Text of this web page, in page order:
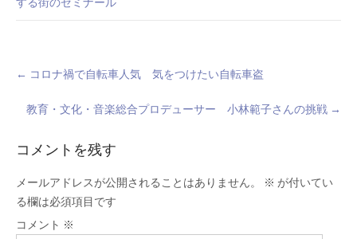
navigation
← コロナ禍で自転車人気 気をつけたい自転車盗
教育・文化・音楽総合プロデューサー 小林範子さんの挑戦 →
コメントを残す
メールアドレスが公開されることはありません。 ※ が付いてい
る欄は必須項目です
コメント ※